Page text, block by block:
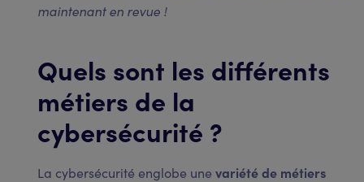
maintenant en revue !
Quels sont les différents
métiers de la
cybersécurité ?
La cybersécurité englobe une variété de métiers